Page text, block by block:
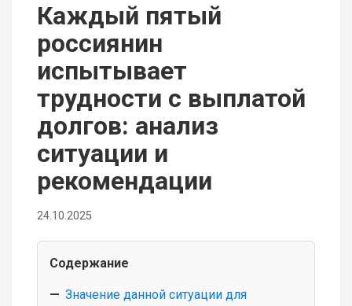
Каждый пятый
россиянин
испытывает
трудности с выплатой
долгов: анализ
ситуации и
рекомендации
24.10.2025
Содержание
Значение данной ситуации для